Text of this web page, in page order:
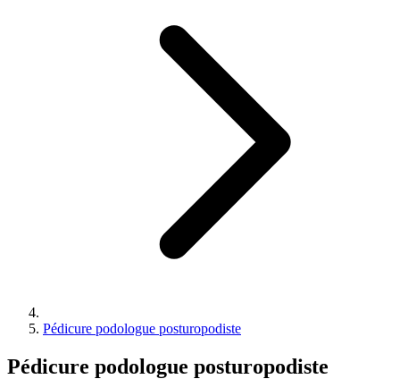
Pédicure podologue posturopodiste
Pédicure podologue posturopodiste